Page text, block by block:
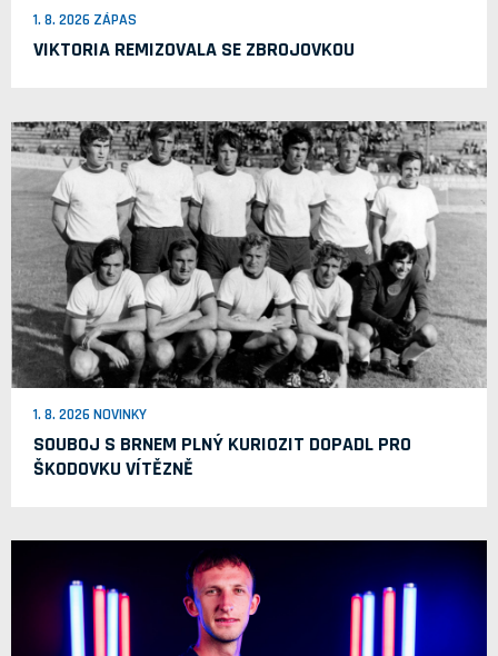
1. 8. 2026 ZÁPAS
VIKTORIA REMIZOVALA SE ZBROJOVKOU
1. 8. 2026 NOVINKY
SOUBOJ S BRNEM PLNÝ KURIOZIT DOPADL PRO
ŠKODOVKU VÍTĚZNĚ